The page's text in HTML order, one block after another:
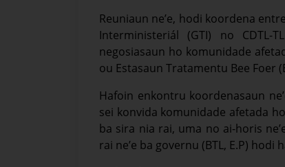
Reuniaun ne’e, hodi koordena
Interministeriál (GTI) no
negosiasaun ho komunidade
ou Estasaun Tratamentu Bee Foer
Hafoin enkontru koordenasaun
sei konvida komunidade afetada
ba sira nia rai, uma no ai-horis
rai ne’e ba governu (BTL, E.P)